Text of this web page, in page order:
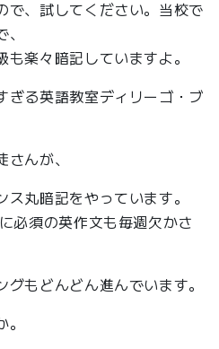
で、試してください。当校で
楽々暗記していますよ。
ぎる英語教室ディリーゴ・ブ
んが、
丸暗記をやっています。
必須の英作文も毎週欠かさ
もどんどん進んでいます。